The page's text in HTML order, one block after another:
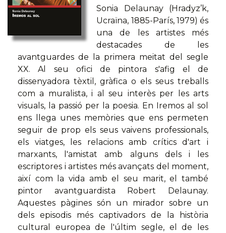
Sonia Delaunay (Hradyz’k,
Ucraïna, 1885-París, 1979) és
una de les artistes més
destacades de les
avantguardes de la primera meitat del segle
XX. Al seu ofici de pintora s'afig el de
dissenyadora tèxtil, gràfica o els seus treballs
com a muralista, i al seu interès per les arts
visuals, la passió per la poesia. En Iremos al sol
ens llega unes memòries que ens permeten
seguir de prop els seus vaivens professionals,
els viatges, les relacions amb crítics d'art i
marxants, l'amistat amb alguns dels i les
escriptores i artistes més avançats del moment,
així com la vida amb el seu marit, el també
pintor avantguardista Robert Delaunay.
Aquestes pàgines són un mirador sobre un
dels episodis més captivadors de la història
cultural europea de l'últim segle, el de les